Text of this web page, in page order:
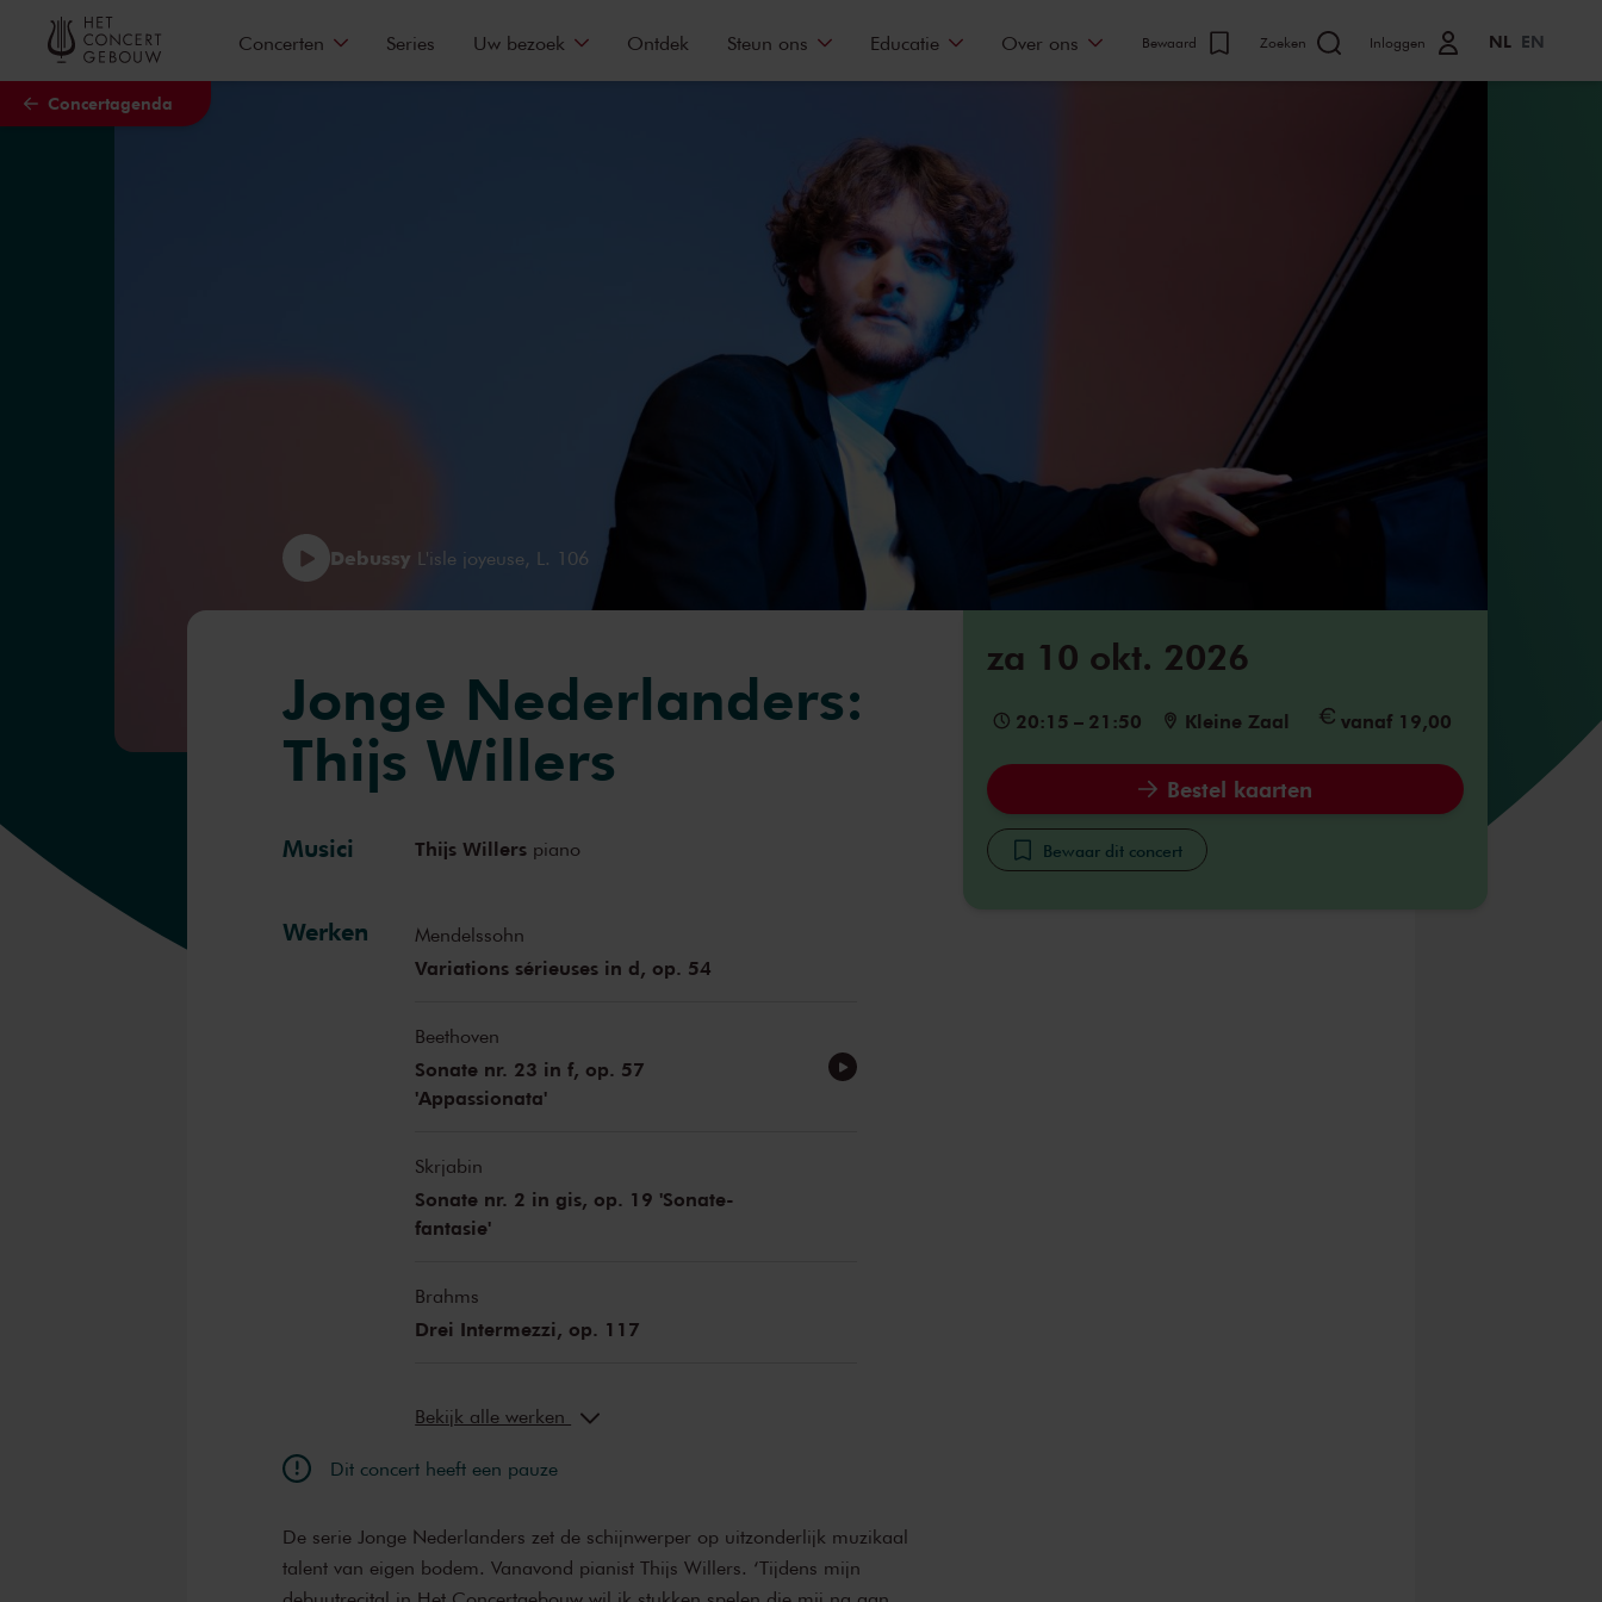
Naar hoofdcontent
Concertagenda
Concerten Series Uw bezoek Ontdek Steun ons Educatie Over ons Bewaard Zoeken Inloggen NL EN
za 10 okt. 2026
20:15 – 21:50 Kleine Zaal vanaf 19,00
Bestel kaarten
Bewaar dit concert
Debussy L'isle joyeuse, L. 106
Jonge Nederlanders:
Thijs Willers
Musici Thijs Willers piano
Werken Mendelssohn
Variations sérieuses in d, op. 54
Beethoven
Sonate nr. 23 in f, op. 57
'Appassionata'
Skrjabin
Sonate nr. 2 in gis, op. 19 'Sonate-
fantasie'
Brahms
Drei Intermezzi, op. 117
Bekijk alle werken
Dit concert heeft een pauze
De serie Jonge Nederlanders zet de schijnwerper op uitzonderlijk muzikaal
talent van eigen bodem. Vanavond pianist Thijs Willers. ‘Tijdens mijn